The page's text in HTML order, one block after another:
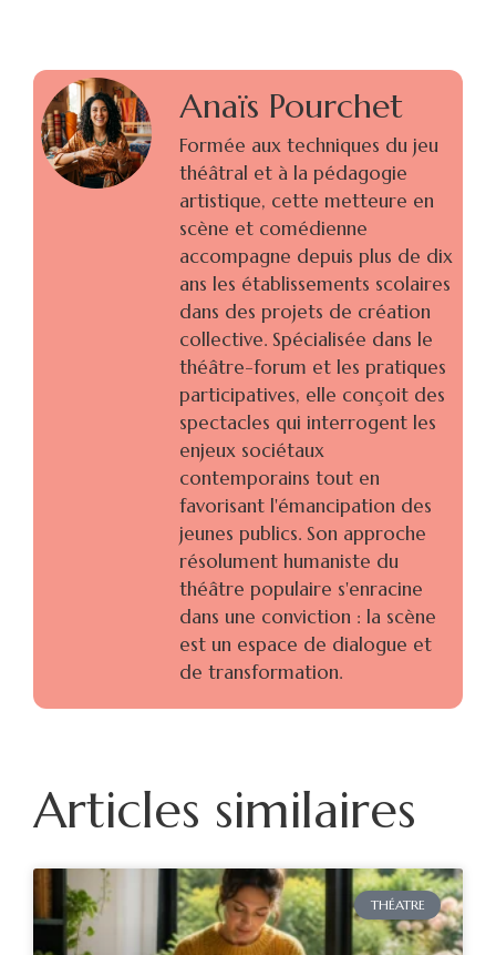
Anaïs Pourchet
Formée aux techniques du jeu
théâtral et à la pédagogie
artistique, cette metteure en
scène et comédienne
accompagne depuis plus de dix
ans les établissements scolaires
dans des projets de création
collective. Spécialisée dans le
théâtre-forum et les pratiques
participatives, elle conçoit des
spectacles qui interrogent les
enjeux sociétaux
contemporains tout en
favorisant l'émancipation des
jeunes publics. Son approche
résolument humaniste du
théâtre populaire s'enracine
dans une conviction : la scène
est un espace de dialogue et
de transformation.
Articles similaires
THÉATRE